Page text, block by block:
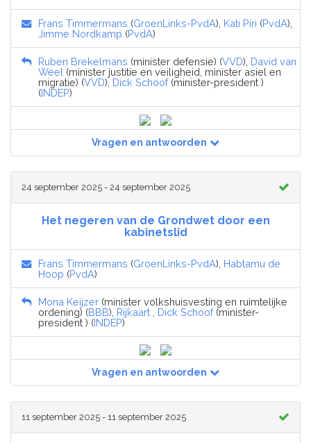
Frans Timmermans (GroenLinks-PvdA), Kati Piri (PvdA),
Jimme Nordkamp (PvdA)
Ruben Brekelmans (minister defensie) (VVD), David van
Weel (minister justitie en veiligheid, minister asiel en
migratie) (VVD), Dick Schoof(minister-president )
(INDEP)
Vragen en antwoorden
24 september 2025 - 24 september 2025
Het negeren van de Grondwet door een
kabinetslid
Frans Timmermans (GroenLinks-PvdA), Habtamu de
Hoop (PvdA)
Mona Keijzer (minister volkshuisvesting en ruimtelijke
ordening) (BBB), Rijkaart Dick Schoof(minister-
president ) (INDEP)
Vragen en antwoorden
11 september 2025 - 11 september 2025